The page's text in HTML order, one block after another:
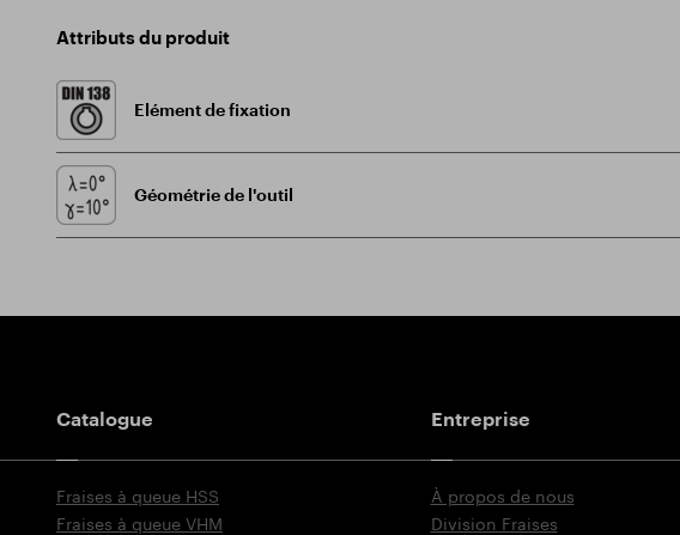
Attributs du produit
Elément de fixation
Géométrie de l'outil
Poteau indicateur
Catalogue
Fraises à queue HSS
Fraises à queue VHM
Entreprise
À propos de nous
Division Fraises